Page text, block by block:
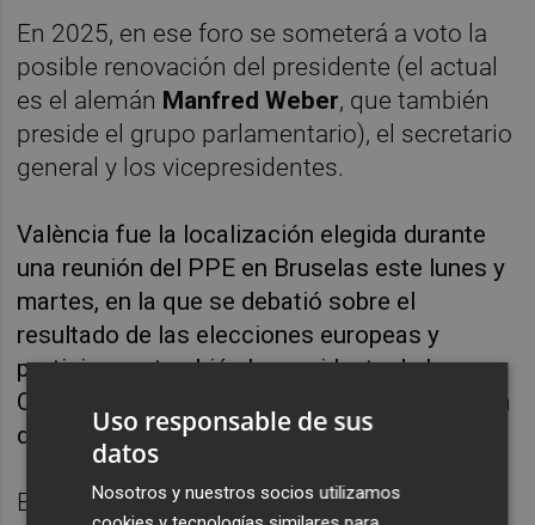
En 2025, en ese foro se someterá a voto la
posible renovación del presidente (el actual
es el alemán Manfred Weber, que también
preside el grupo parlamentario), el secretario
general y los vicepresidentes.
València fue la localización elegida durante
una reunión del PPE en Bruselas este lunes y
martes, en la que se debatió sobre el
resultado de las elecciones europeas y
participaron también la presidenta de la
Comisión Europea,
, y la
del Parlamento Europeo,Roberta Metsola
En este encuentro se eligió además al
Uso responsable de sus
datos
Nosotros y nuestros socios utilizamos